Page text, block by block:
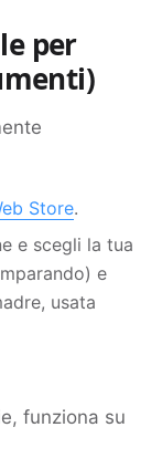
per
Store.
e scegli la tua
e
usata
funziona su